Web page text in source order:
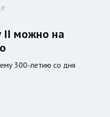
II можно на
300-летию со дня